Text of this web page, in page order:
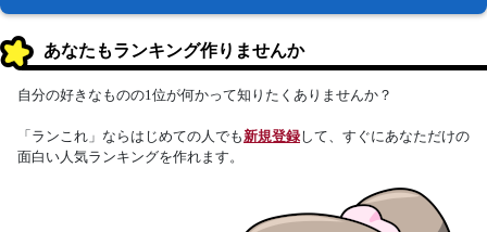
あなたもランキング作りませんか
自分の好きなものの1位が何かって知りたくありませんか？
「ランこれ」ならはじめての人でも新規登録して、すぐにあなただけの
面白い人気ランキングを作れます。